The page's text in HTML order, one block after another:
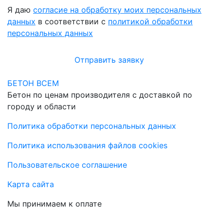
Я даю согласие на обработку моих персональных
данных в соответствии с политикой обработки
персональных данных
Отправить заявку
БЕТОН ВСЕМ
Бетон по ценам производителя с доставкой по
городу и области
Политика обработки персональных данных
Политика использования файлов cookies
Пользовательское соглашение
Карта сайта
Мы принимаем к оплате